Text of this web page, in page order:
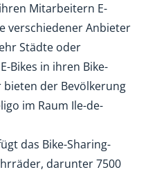
Mitarbeitern E-
verschiedener Anbieter
Städte oder
Bikes in ihren Bike-
der Bevölkerung
im Raum Ile-de-
das Bike-Sharing-
darunter 7500